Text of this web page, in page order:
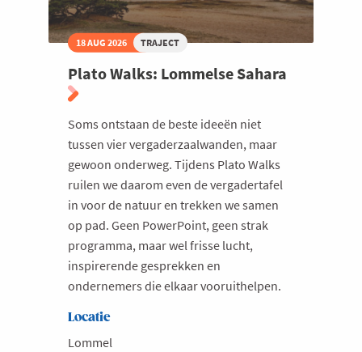
18 AUG 2026 TRAJECT
Plato Walks: Lommelse Sahara
Soms ontstaan de beste ideeën niet
tussen vier vergaderzaalwanden, maar
gewoon onderweg. Tijdens Plato Walks
ruilen we daarom even de vergadertafel
in voor de natuur en trekken we samen
op pad. Geen PowerPoint, geen strak
programma, maar wel frisse lucht,
inspirerende gesprekken en
ondernemers die elkaar vooruithelpen.
Locatie
Lommel